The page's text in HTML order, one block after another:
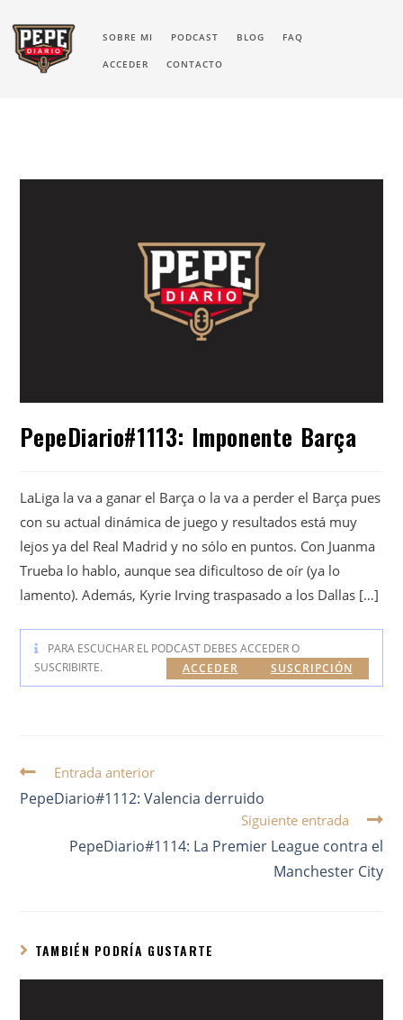
SOBRE MI PODCAST BLOG FAQ
ACCEDER CONTACTO
PepeDiario#1113: Imponente Barça
LaLiga la va a ganar el Barça o la va a perder el Barça pues
con su actual dinámica de juego y resultados está muy
lejos ya del Real Madrid y no sólo en puntos. Con Juanma
Trueba lo hablo, aunque sea dificultoso de oír (ya lo
lamento). Además, Kyrie Irving traspasado a los Dallas […]
PARA ESCUCHAR EL PODCAST DEBES ACCEDER O
SUSCRIBIRTE.
SUSCRIPCIÓN
ACCEDER
Entrada anterior
PepeDiario#1112: Valencia derruido
Siguiente entrada
PepeDiario#1114: La Premier League contra el
Manchester City
TAMBIÉN PODRÍA GUSTARTE